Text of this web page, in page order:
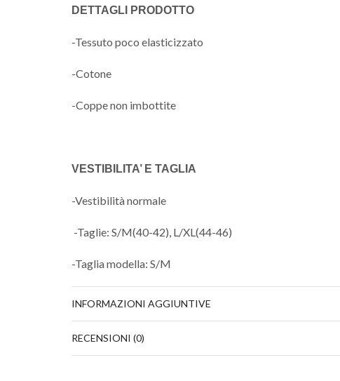
DETTAGLI PRODOTTO
-Tessuto poco elasticizzato
-Cotone
-Coppe non imbottite
VESTIBILITA’ E TAGLIA
-Vestibilità normale
-Taglie: S/M(40-42), L/XL(44-46)
-Taglia modella: S/M
INFORMAZIONI AGGIUNTIVE
RECENSIONI (0)